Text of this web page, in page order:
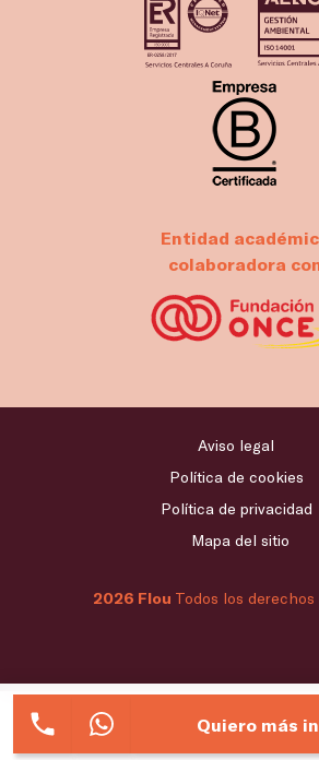
Entidad
colaboradora
2026 Flou Todos los derechos
Aviso legal
Política de cookies
Política de privacidad
Mapa del sitio
Quiero más